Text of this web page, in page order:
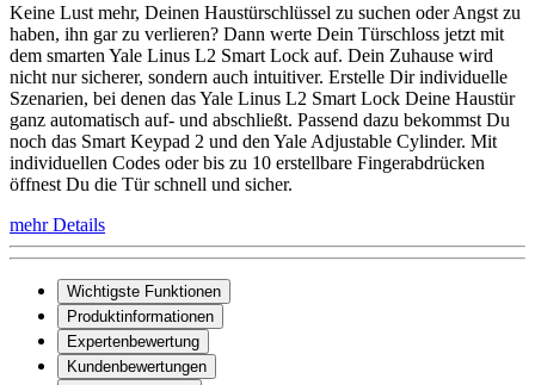
Keine Lust mehr, Deinen Haustürschlüssel zu suchen oder Angst zu
haben, ihn gar zu verlieren? Dann werte Dein Türschloss jetzt mit
dem smarten Yale Linus L2 Smart Lock auf. Dein Zuhause wird
nicht nur sicherer, sondern auch intuitiver. Erstelle Dir individuelle
Szenarien, bei denen das Yale Linus L2 Smart Lock Deine Haustür
ganz automatisch auf- und abschließt. Passend dazu bekommst Du
noch das Smart Keypad 2 und den Yale Adjustable Cylinder. Mit
individuellen Codes oder bis zu 10 erstellbare Fingerabdrücken
öffnest Du die Tür schnell und sicher.
mehr Details
Wichtigste Funktionen
Produktinformationen
Expertenbewertung
Kundenbewertungen